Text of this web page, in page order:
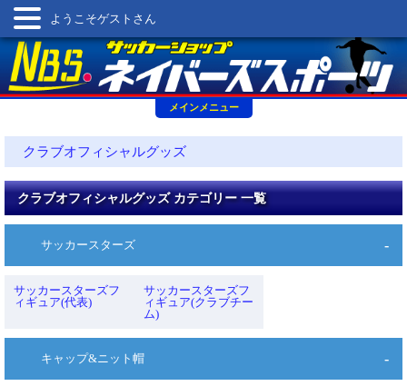
メインメニュー
ようこそゲストさん
クラブオフィシャルグッズ
クラブオフィシャルグッズ カテゴリー 一覧
サッカースターズ
サッカースターズフ
ィギュア(代表)
サッカースターズフ
ィギュア(クラブチー
ム)
キャップ&ニット帽